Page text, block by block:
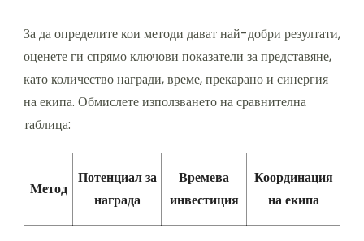
За да определите кои методи дават най-добри резултати,
оценете ги спрямо ключови показатели за представяне,
като количество награди, време, прекарано и синергия
на екипа. Обмислете използването на сравнителна
таблица:
Метод
Потенциал за
награда
Времева
инвестиция
Координация
на екипа